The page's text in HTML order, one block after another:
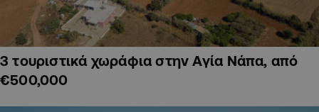
3 τουριστικά χωράφια στην Αγία Νάπα, από
€500,000